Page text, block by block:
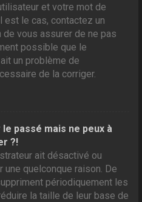
et votre mot de
le cas, contactez un
vous assurer de ne pas
possible que le
un problème de
de la corriger.
passé mais ne peux à
?!
ait désactivé ou
quelconque raison. De
périodiquement les
la taille de leur base de